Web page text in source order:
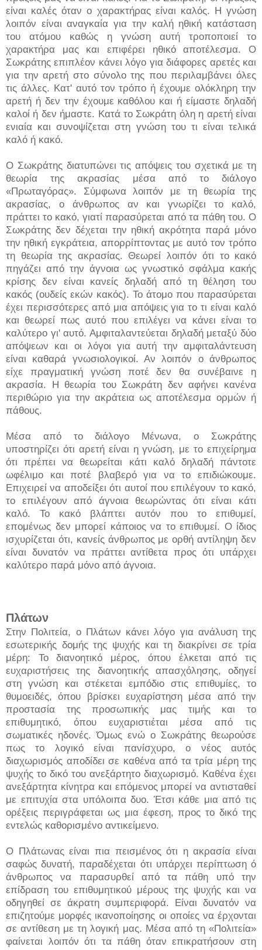
είναι καλές όταν ο χαρακτήρας είναι καλός. Η γνώση
λοιπόν είναι αναγκαία για την καλή ηθική κατάσταση
του ατόμου καθώς η γνώση αυτή τροποποιεί το
χαρακτήρα μας και επιφέρει ηθικό αποτέλεσμα. Ο
Σωκράτης επιπλέον κάνει λόγο για διάφορες αρετές και
για την αρετή στο σύνολο της που περιλαμβάνει όλες
τις άλλες. Κατ' αυτό τον τρόπο ή έχουμε ολόκληρη την
αρετή ή δεν την έχουμε καθόλου και ή είμαστε δηλαδή
καλοί ή δεν ήμαστε. Κατά το Σωκράτη όλη η αρετή είναι
ενιαία και συνοψίζεται στη γνώση του τι είναι τελικά
καλό ή κακό.
Ο Σωκράτης διατυπώνει τις απόψεις του σχετικά με τη
θεωρία της ακρασίας μέσα από το διάλογο
«Πρωταγόρας». Σύμφωνα λοιπόν με τη θεωρία της
ακρασίας, ο άνθρωπος αν και γνωρίζει το καλό,
πράττει το κακό, γιατί παρασύρεται από τα πάθη του. Ο
Σωκράτης δεν δέχεται την ηθική ακρότητα παρά μόνο
την ηθική εγκράτεια, απορρίπτοντας με αυτό τον τρόπο
τη θεωρία της ακρασίας. Θεωρεί λοιπόν ότι το κακό
πηγάζει από την άγνοια ως γνωστικό σφάλμα κακής
κρίσης δεν είναι κανείς δηλαδή από τη θέληση του
κακός (ουδείς εκών κακός). Το άτομο που παρασύρεται
έχει περισσότερες από μια απόψεις για το τι είναι καλό
και θεωρεί πως αυτό που επιλέγει να κάνει είναι το
καλύτερο γι' αυτό. Αμφιταλαντεύεται δηλαδή μεταξύ δύο
απόψεων και οι λόγοι για αυτή την αμφιταλάντευση
είναι καθαρά γνωσιολογικοί. Αν λοιπόν ο άνθρωπος
είχε πραγματική γνώση ποτέ δεν θα συνέβαινε η
ακρασία. Η θεωρία του Σωκράτη δεν αφήνει κανένα
περιθώριο για την ακράτεια ως αποτέλεσμα ορμών ή
πάθους.
Μέσα από το διάλογο Μένωνα, ο Σωκράτης
υποστηρίζει ότι αρετή είναι η γνώση, με το επιχείρημα
ότι πρέπει να θεωρείται κάτι καλό δηλαδή πάντοτε
ωφέλιμο και ποτέ βλαβερό για να το επιδιώκουμε.
Επιχειρεί να αποδείξει ότι αυτοί που επιλέγουν το κακό,
το επιλέγουν από άγνοια θεωρώντας ότι είναι κάτι
καλό. Το κακό βλάπτει αυτόν που το επιθυμεί,
επομένως δεν μπορεί κάποιος να το επιθυμεί. Ο ίδιος
ισχυρίζεται ότι, κανείς άνθρωπος με ορθή αντίληψη δεν
είναι δυνατόν να πράττει αντίθετα προς ότι υπάρχει
καλύτερο παρά μόνο από άγνοια.
Πλάτων
Στην Πολιτεία, ο Πλάτων κάνει λόγο για ανάλυση της
εσωτερικής δομής της ψυχής και τη διακρίνει σε τρία
μέρη: Το διανοητικό μέρος, όπου έλκεται από τις
ευχαριστήσεις της διανοητικής απασχόλησης, οδηγεί
στη γνώση και στέκεται εμπόδιο στις επιθυμίες, το
θυμοειδές, όπου βρίσκει ευχαρίστηση μέσα από την
προστασία της προσωπικής μας τιμής και το
επιθυμητικό, όπου ευχαριστιέται μέσα από τις
σωματικές ηδονές. Όμως ενώ ο Σωκράτης θεωρούσε
πως το λογικό είναι πανίσχυρο, ο νέος αυτός
διαχωρισμός αποδίδει σε καθένα από τα τρία μέρη της
ψυχής το δικό του ανεξάρτητο διαχωρισμό. Καθένα έχει
ανεξάρτητα κίνητρα και επόμενος μπορεί να αντισταθεί
με επιτυχία στα υπόλοιπα δυο. Έτσι κάθε μια από τις
ορέξεις περιγράφεται ως μια έφεση, προς το δικό της
εντελώς καθορισμένο αντικείμενο.
Ο Πλάτωνας είναι πια πεισμένος ότι η ακρασία είναι
σαφώς δυνατή, παραδέχεται ότι υπάρχει περίπτωση ό
άνθρωπος να παρασυρθεί από τα πάθη υπό την
επίδραση του επιθυμητικού μέρους της ψυχής και να
οδηγηθεί σε άκρατη συμπεριφορά. Είναι δυνατόν να
επιζητούμε μορφές ικανοποίησης οι οποίες να έρχονται
σε αντίθεση με τη λογική μας. Μέσα από τη «Πολιτεία»
φαίνεται λοιπόν ότι τα πάθη όταν επικρατήσουν στη